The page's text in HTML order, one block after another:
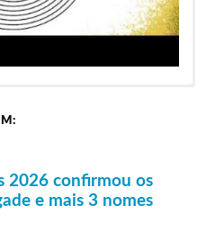
Dark
Tranquillity
Tarantula
nabol.
2026 confirmou os
e mais 3 nomes